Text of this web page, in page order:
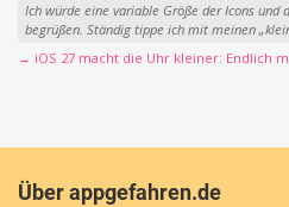
Ich würde eine variable Größe der Icons
begrüßen. Ständig tippe ich mit meinen
→ iOS 27 macht die Uhr kleiner: Endlich
Über appgefahren.de